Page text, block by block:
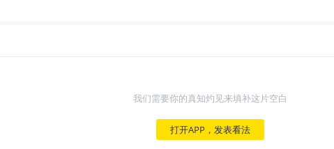
我们需要你的真知灼见来填补这片空白
打开APP，发表看法